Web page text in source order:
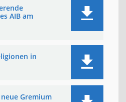
AIB am
in
Gremium